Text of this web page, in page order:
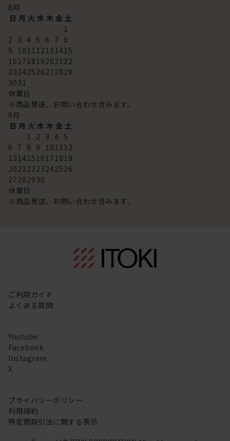
8月
日 月 火 水 木 金 土
1
2 3 4 5 6 7 8
9 101112131415
16171819202122
23242526272829
3031
休業日
※商品発送、お問い合わせ含みます。
9月
日 月 火 水 木 金 土
1 2 3 4 5
6 7 8 9 101112
13141516171819
20212223242526
27282930
休業日
※商品発送、お問い合わせ含みます。
ご利用ガイド
よくある質問
Youtube
Facebook
Instagram
X
プライバシーポリシー
利用規約
特定商取引法に関する表示